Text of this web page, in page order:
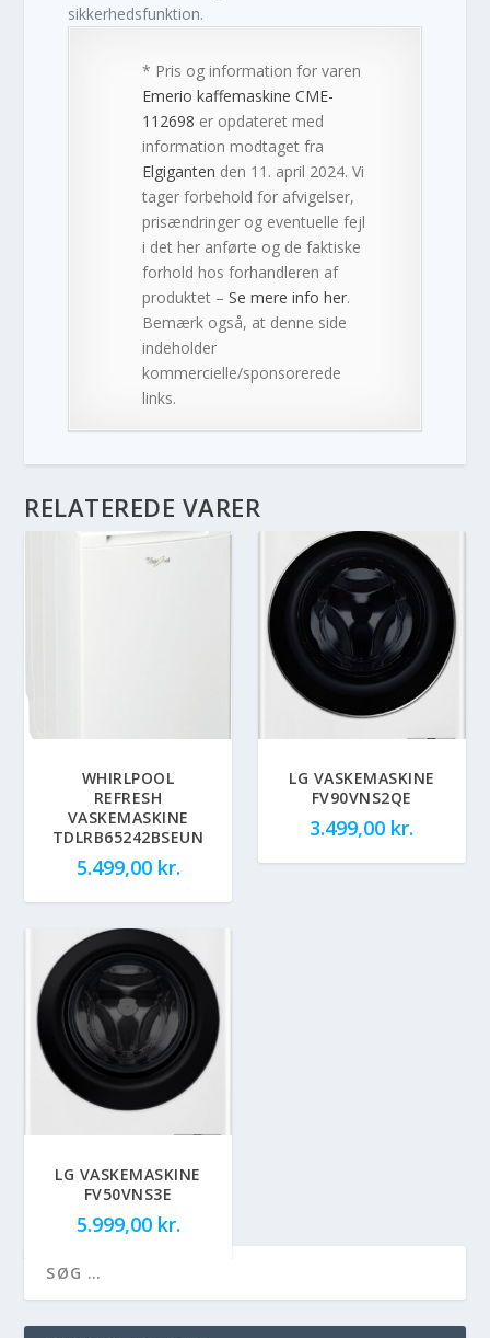
sikkerhedsfunktion.
* Pris og information for varen
Emerio kaffemaskine CME-
112698 er opdateret med
information modtaget fra
Elgiganten den 11. april 2024. Vi
tager forbehold for afvigelser,
prisændringer og eventuelle fejl
i det her anførte og de faktiske
forhold hos forhandleren af
produktet –Se mere info her.
Bemærk også, at denne side
indeholder
kommercielle/sponsorerede
links.
RELATEREDE VARER
WHIRLPOOL
REFRESH
VASKEMASKINE
TDLRB65242BSEUN
5.499,00 kr.
LG VASKEMASKINE
FV90VNS2QE
3.499,00 kr.
LG VASKEMASKINE
FV50VNS3E
5.999,00 kr.